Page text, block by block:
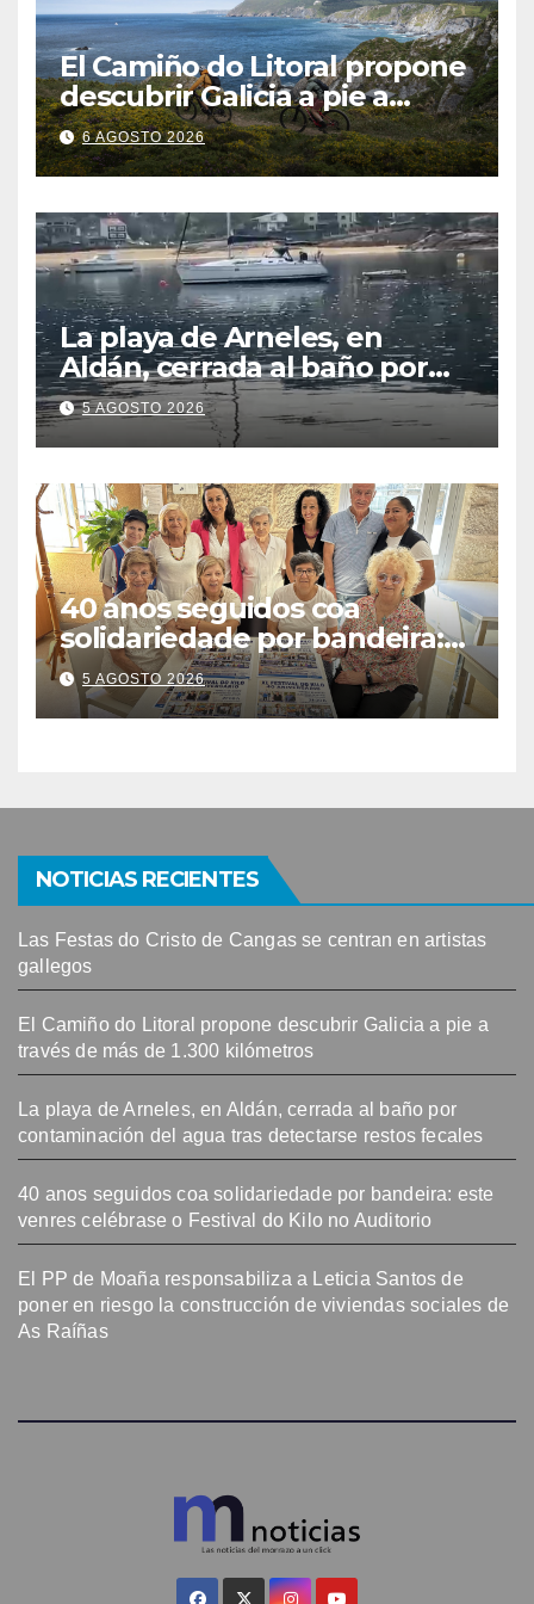
El Camiño do Litoral propone
descubrir Galicia a pie a
través de más de 1.300
kilómetros
6 AGOSTO 2026
La playa de Arneles, en
Aldán, cerrada al baño por
contaminación del agua tras
detectarse restos fecales
5 AGOSTO 2026
40 anos seguidos coa
solidariedade por bandeira:
este venres celébrase o
Festival do Kilo no Auditorio
5 AGOSTO 2026
NOTICIAS RECIENTES
Las Festas do Cristo de Cangas se centran en artistas
gallegos
El Camiño do Litoral propone descubrir Galicia a pie a
través de más de 1.300 kilómetros
La playa de Arneles, en Aldán, cerrada al baño por
contaminación del agua tras detectarse restos fecales
40 anos seguidos coa solidariedade por bandeira: este
venres celébrase o Festival do Kilo no Auditorio
El PP de Moaña responsabiliza a Leticia Santos de
poner en riesgo la construcción de viviendas sociales de
As Raíñas